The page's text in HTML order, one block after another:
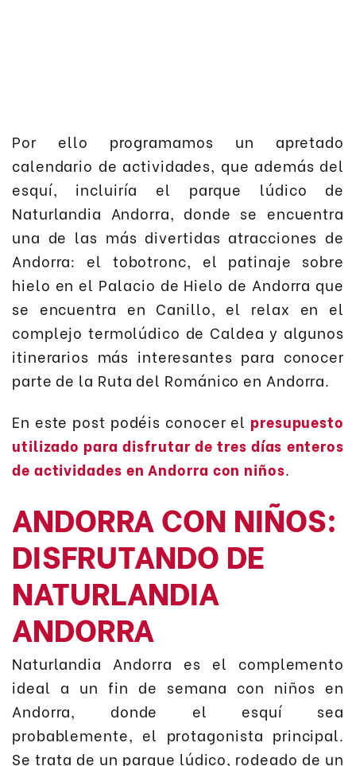
Por ello programamos un apretado
calendario de actividades, que además del
esquí, incluiría el parque lúdico de
Naturlandia Andorra, donde se encuentra
una de las más divertidas atracciones de
Andorra: el tobotronc, el patinaje sobre
hielo en el Palacio de Hielo de Andorra que
se encuentra en Canillo, el relax en el
complejo termolúdico de Caldea y algunos
itinerarios más interesantes para conocer
parte de la Ruta del Románico en Andorra.
En este post podéis conocer el presupuesto
utilizado para disfrutar de tres días enteros
de actividades en Andorra con niños.
ANDORRA CON NIÑOS:
DISFRUTANDO DE
NATURLANDIA
ANDORRA
Naturlandia Andorra es el complemento
ideal a un fin de semana con niños en
Andorra, donde el esquí sea
probablemente, el protagonista principal.
Se trata de un parque lúdico, rodeado de un